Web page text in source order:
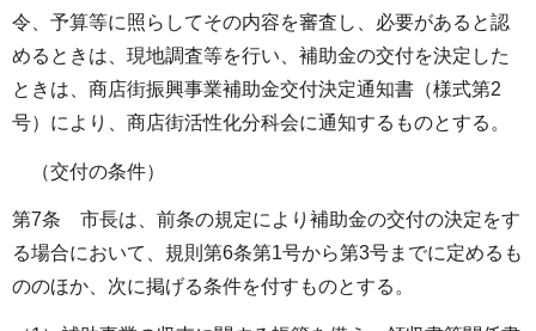
令、予算等に照らしてその内容を審査し、必要があると認
めるときは、現地調査等を行い、補助金の交付を決定した
ときは、商店街振興事業補助金交付決定通知書（様式第2
号）により、商店街活性化分科会に通知するものとする。
（交付の条件）
第7条 市長は、前条の規定により補助金の交付の決定をす
る場合において、規則第6条第1号から第3号までに定めるも
ののほか、次に掲げる条件を付すものとする。